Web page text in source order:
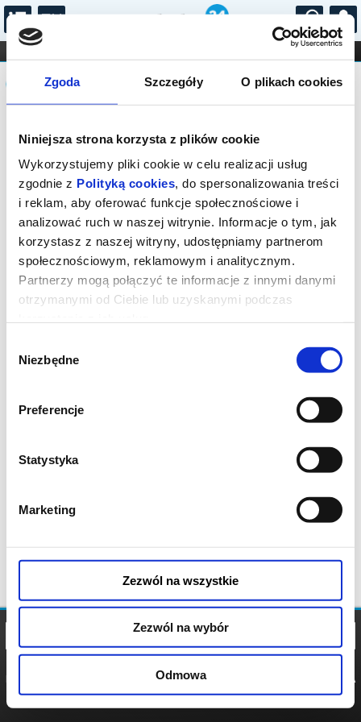
Zgoda Szczegóły O plikach cookies
Niniejsza strona korzysta z plików cookie
Wykorzystujemy pliki cookie w celu realizacji usług
zgodnie z Polityką cookies, do spersonalizowania treści
i reklam, aby oferować funkcje społecznościowe i
analizować ruch w naszej witrynie. Informacje o tym, jak
korzystasz z naszej witryny, udostępniamy partnerom
społecznościowym, reklamowym i analitycznym.
Partnerzy mogą połączyć te informacje z innymi danymi
otrzymanymi od Ciebie lub uzyskanymi podczas
zgody
Niezbędne
Preferencje
Statystyka
Marketing
Zezwól na wszystkie
Zezwól na wybór
Odmowa
...
FILHARMONIA OPERA I BALET
STAND-UP
DLA DZIECI
Komunikat
Sprzedaż on-line została zakończona,
sprawdź dostępność biletów w kasach
instytucji.
POLITYKA
POLITYKA